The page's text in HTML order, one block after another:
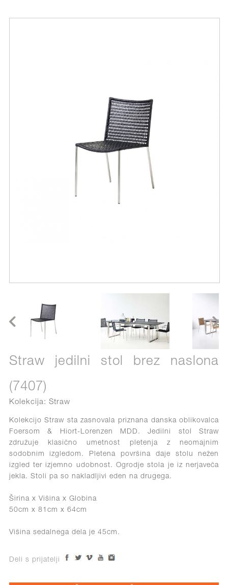
Straw jedilni stol brez naslona
(7407)
Kolekcija: Straw
Kolekcijo Straw sta zasnovala priznana danska oblikovalca
Foersom & Hiort-Lorenzen MDD. Jedilni stol Straw
združuje klasično umetnost pletenja z neomajnim
sodobnim izgledom. Pletena površina daje stolu nežen
izgled ter izjemno udobnost. Ogrodje stola je iz nerjaveča
jekla. Stoli pa so nakladljivi eden na drugega.
Širina x Višina x Globina
50cm x 81cm x 64cm
Višina sedalnega dela je 45cm.
Deli s prijatelji